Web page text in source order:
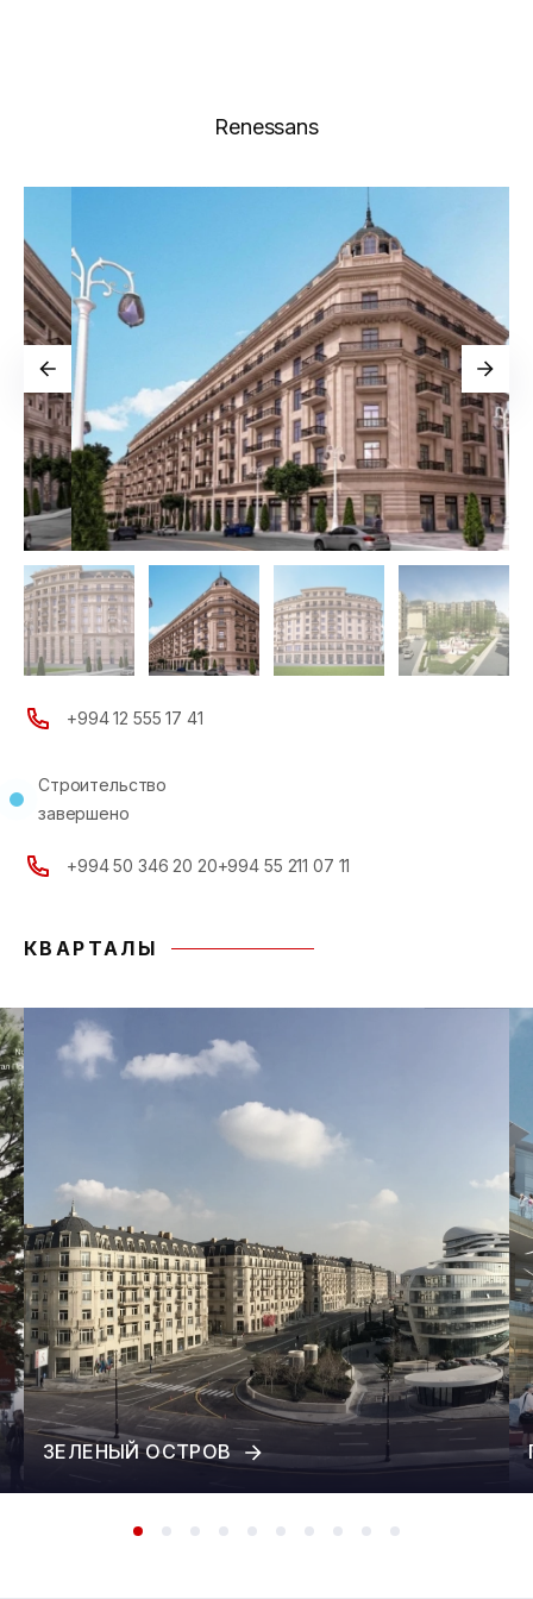
Новости
Галерея
Видео
Renessans
+994 12 555 17 41
Строительство
завершено
+994 50 346 20 20+994 55 211 07 11
КВАРТАЛЫ
ЗЕЛЕНЫЙ ОСТРОВ